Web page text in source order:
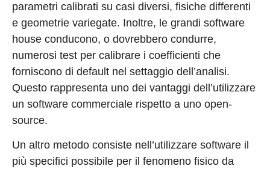
parametri calibrati su casi diversi, fisiche differenti
e geometrie variegate. Inoltre, le grandi software
house conducono, o dovrebbero condurre,
numerosi test per calibrare i coefficienti che
forniscono di default nel settaggio dell’analisi.
Questo rappresenta uno dei vantaggi dell’utilizzare
un software commerciale rispetto a uno open-
source.
Un altro metodo consiste nell’utilizzare software il
più specifici possibile per il fenomeno fisico da